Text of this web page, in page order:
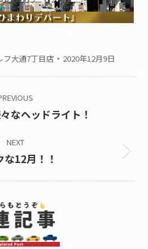
フ大通7丁目店 2020年12月9日
Previous
なヘッドライト！
NEXT
Next
な12月！！